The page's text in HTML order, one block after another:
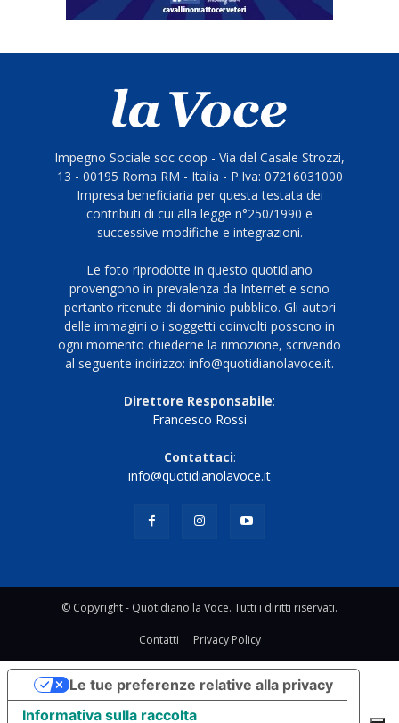
Impegno Sociale soc coop - Via del Casale Strozzi,
13 - 00195 Roma RM - Italia - P.Iva: 07216031000
Impresa beneficiaria per questa testata dei
contributi di cui alla legge n°250/1990 e
successive modifiche e integrazioni.
Le foto riprodotte in questo quotidiano
provengono in prevalenza da Internet e sono
pertanto ritenute di dominio pubblico. Gli autori
delle immagini o i soggetti coinvolti possono in
ogni momento chiederne la rimozione, scrivendo
al seguente indirizzo: info@quotidianolavoce.it.
Direttore Responsabile:
Francesco Rossi
Contattaci:
info@quotidianolavoce.it
© Copyright - Quotidiano la Voce. Tutti i diritti riservati.
Contatti Privacy Policy
Informativa sulla raccolta
Le tue preferenze relative alla privacy